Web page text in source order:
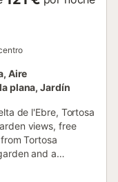
Aire
plana, Jardín
de l'Ebre, Tortosa
views, free
Tortosa
and a